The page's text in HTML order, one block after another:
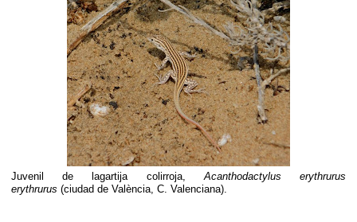
Juvenil de lagartija colirroja, Acanthodactylus erythrurus
erythrurus (ciudad de València, C. Valenciana).